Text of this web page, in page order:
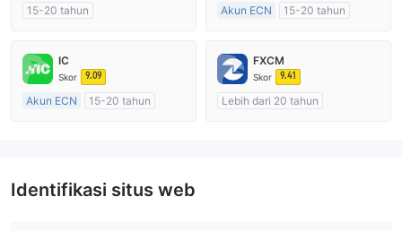
15-20 tahun
Market Maker (MM)
Lisensi Penuh MT4
Akun ECN
15-20 tahun
Market Maker (MM)
Lisensi Penuh MT4
IC
Skor 9.09
Akun ECN
15-20 tahun
FXCM
Skor 9.41
Lebih dari 20 tahun
Identifikasi situs web